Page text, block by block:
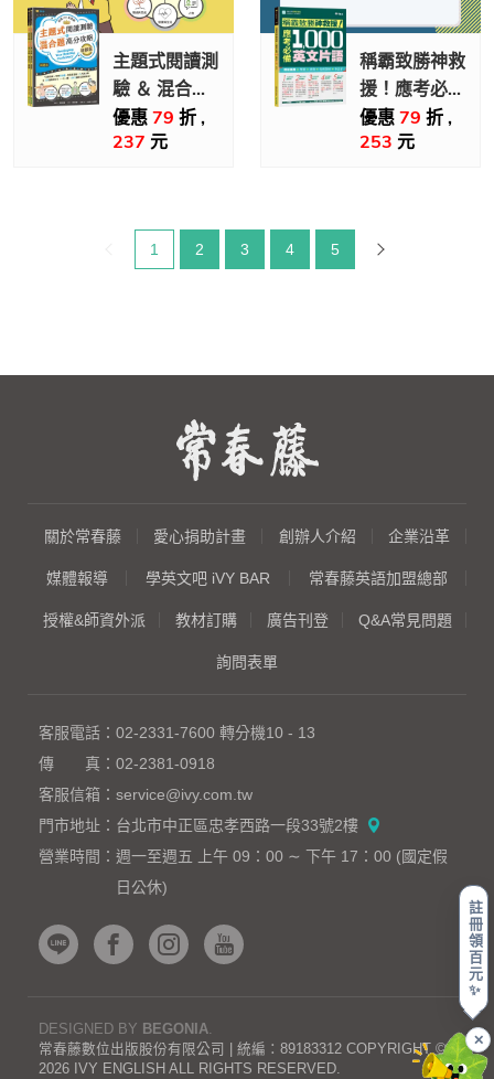
註
冊
領
百
元
✨
✕
檔）
主題式閱讀測
驗 ＆ 混合題
高分攻略【增
修版】-試題
優惠 79 折 ,
237 元
稱霸致勝神救
援！應考必備
1000英文片
語+QR Code
優惠 79 折 ,
253 元
目前頁碼：
1 2 3 4 5
關於常春藤 愛心捐助計畫 創辦人介紹 企業沿革
媒體報導 學英文吧 iVY BAR 常春藤英語加盟總部
授權&師資外派 教材訂購 廣告刊登 Q&A常見問題
詢問表單
客服電話： 02-2331-7600 轉分機10 - 13
傳 真： 02-2381-0918
客服信箱： service@ivy.com.tw
門市地址： 台北市中正區忠孝西路一段33號2樓
營業時間： 週一至週五 上午 09：00 ∼ 下午 17：00 (國定假
日公休)
DESIGNED BY BEGONIA
常春藤數位出版股份有限公司 | 統編：89183312 COPYRIGHT ©
2026 IVY ENGLISH ALL RIGHTS RESERVED.